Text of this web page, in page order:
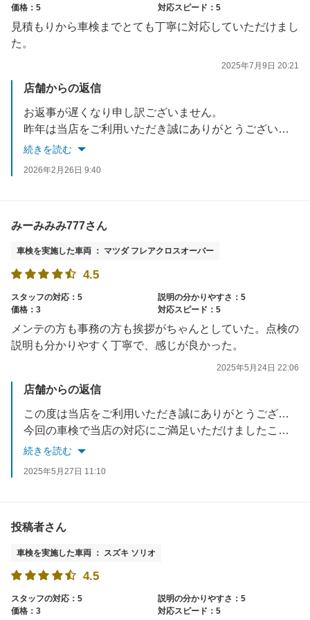
価格：5
対応スピード：5
見積もりから車検までとても丁寧に対応していただけまし
た。
2025年7月9日 20:21
店舗からの返信
お返事が遅くなり申し訳ございません。
昨年は当店をご利用いただき誠にありがとうございます。
車検で当店の対応にご満足いただけましたこと、大変嬉しく思っております。
続きを読む
2026年2月26日 9:40
みーみみみ777さん
車検を実施した車両 ： マツダ フレアクロスオーバー
4.5
スタッフの対応：5
説明の分かりやすさ：5
価格：3
対応スピード：5
メンテの方も事務の方も挨拶がちゃんとしていた。点検の
説明も分かりやすく丁寧で、感じが良かった。
2025年5月24日 22:06
店舗からの返信
この度は当店をご利用いただき誠にありがとうございます。
今回の車検で当店の対応にご満足いただけましたこと、大変嬉しく思っております。
車検以外のことも是非お気軽にご相談ください。
続きを読む
2025年5月27日 11:10
投稿者さん
車検を実施した車両 ： スズキ ソリオ
4.5
スタッフの対応：5
説明の分かりやすさ：5
価格：3
対応スピード：5